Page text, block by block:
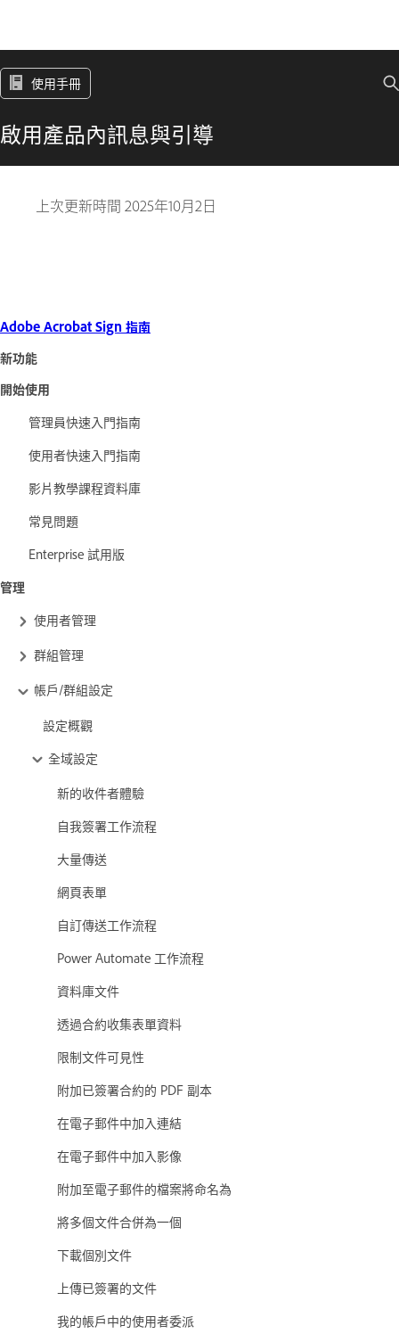
使用手冊
啟用產品內訊息與引導
上次更新時間 2025年10月2日
Adobe Acrobat Sign 指南
新功能
開始使用
管理員快速入門指南
使用者快速入門指南
影片教學課程資料庫
常見問題
Enterprise 試用版
管理
使用者管理
群組管理
帳戶/群組設定
設定概觀
全域設定
新的收件者體驗
自我簽署工作流程
大量傳送
網頁表單
自訂傳送工作流程
Power Automate 工作流程
資料庫文件
透過合約收集表單資料
限制文件可見性
附加已簽署合約的 PDF 副本
在電子郵件中加入連結
在電子郵件中加入影像
附加至電子郵件的檔案將命名為
將多個文件合併為一個
下載個別文件
上傳已簽署的文件
我的帳戶中的使用者委派